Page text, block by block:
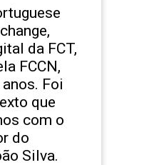
da FCT,
FCCN,
Foi
que
com o
do
Silva.